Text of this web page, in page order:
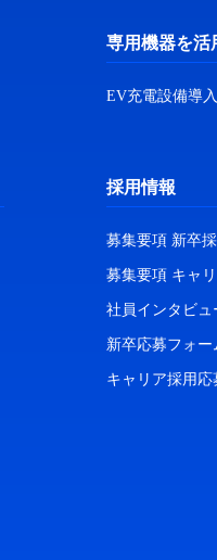
専用機器を活
EV充電設備導
採用情報
募集要項 新卒
募集要項 キャ
社員インタビュ
新卒応募フォー
キャリア採用応